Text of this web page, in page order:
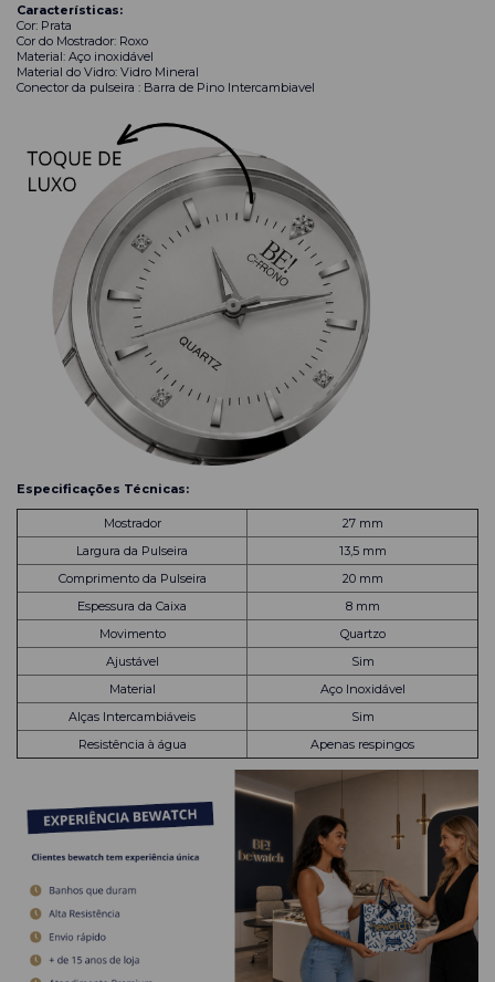
Características:
Cor: Prata
Cor do Mostrador: Roxo
Material: Aço inoxidável
Material do Vidro: Vidro Mineral
Conector da pulseira : Barra de Pino Intercambiavel
Especificações Técnicas:
Mostrador
27 mm
Largura da Pulseira
13,5 mm
Comprimento da Pulseira
20 mm
Espessura da Caixa
8 mm
Movimento
Quartzo
Ajustável
Sim
Material
Aço Inoxidável
Alças Intercambiáveis
Sim
Resistência à água
Apenas respingos